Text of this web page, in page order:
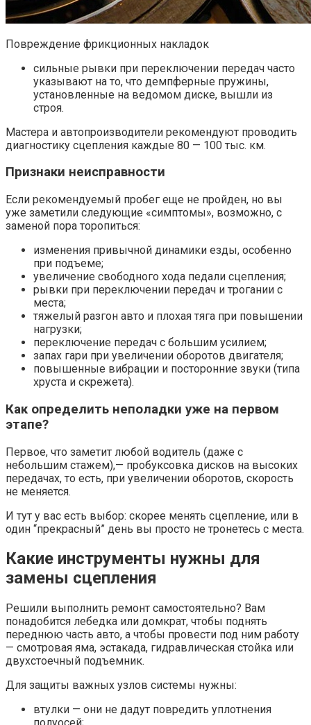
Повреждение фрикционных накладок
сильные рывки при переключении передач часто
указывают на то, что демпферные пружины,
установленные на ведомом диске, вышли из
строя.
Мастера и автопроизводители рекомендуют проводить
диагностику сцепления каждые 80 — 100 тыс. км.
Признаки неисправности
Если рекомендуемый пробег еще не пройден, но вы
уже заметили следующие «симптомы», возможно, с
заменой пора торопиться:
изменения привычной динамики езды, особенно
при подъеме;
увеличение свободного хода педали сцепления;
рывки при переключении передач и трогании с
места;
тяжелый разгон авто и плохая тяга при повышении
нагрузки;
переключение передач с большим усилием;
запах гари при увеличении оборотов двигателя;
повышенные вибрации и посторонние звуки (типа
хруста и скрежета).
Как определить неполадки уже на первом
этапе?
Первое, что заметит любой водитель (даже с
небольшим стажем),— пробуксовка дисков на высоких
передачах, то есть, при увеличении оборотов, скорость
не меняется.
И тут у вас есть выбор: скорее менять сцепление, или в
один “прекрасный” день вы просто не тронетесь с места.
Какие инструменты нужны для
замены сцепления
Решили выполнить ремонт самостоятельно? Вам
понадобится лебедка или домкрат, чтобы поднять
переднюю часть авто, а чтобы провести под ним работу
— смотровая яма, эстакада, гидравлическая стойка или
двухстоечный подъемник.
Для защиты важных узлов системы нужны:
втулки — они не дадут повредить уплотнения